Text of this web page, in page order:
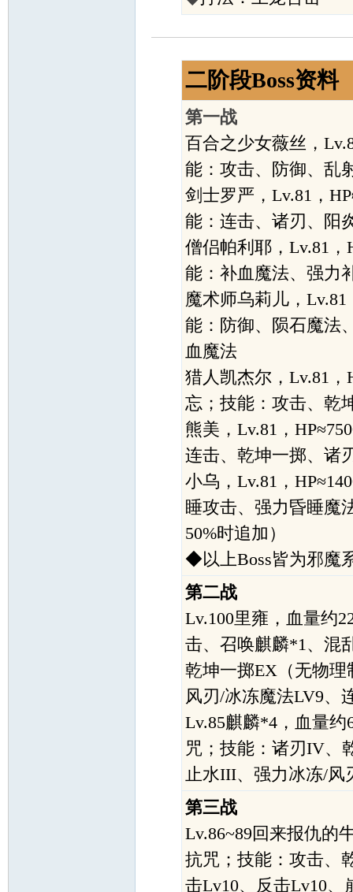
二阶段Boss资料
第一战
百合之少女薇丝，
能：攻击、防御、乱
剑士罗严，Lv.81，
能：连击、诸刃、阳
僧侣帕利耶，Lv.81，
能：补血魔法、强力
魔术师乌莉儿，
能：防御、陨石魔法
血魔法
猎人凯杰尔，Lv.81，
忘；技能：攻击、乾
熊美，Lv.81，
连击、乾坤一掷、诸
小乌，Lv.81，
睡攻击、强力昏睡魔
50%时追加）
◆以上Boss皆为邪魔
第二战
Lv.100里雍，血量约
击、召唤麒麟*1、混
乾坤一掷EX（无物
风刃/冰冻魔法LV9、
Lv.85麒麟*4，血量约
咒；技能：诸刃IV、
止水III、强力冰冻/风
第三战
Lv.86~89回来报仇的
抗咒；技能：攻击、
击Lv10、反击Lv10